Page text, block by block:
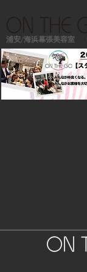
浦安/海浜幕張美容室